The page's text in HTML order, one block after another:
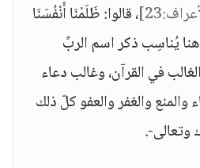
، قالوا: ظَلَمْنَا أَنْفُسَنَا
هنا يُناسِب ذكر اسم الربِّ
في القرآن، وغالب دعاء
والمنع والغفر والعفو كلّ ذلك
وتعالى-.